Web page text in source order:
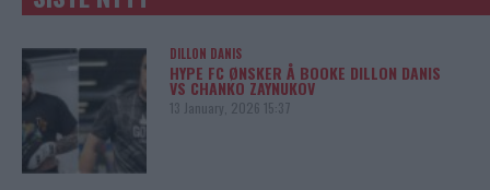
DILLON DANIS
HYPE FC ØNSKER Å BOOKE DILLON DANIS
VS CHANKO ZAYNUKOV
13 January, 2026 15:37